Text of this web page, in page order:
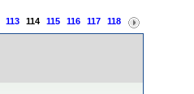
113 114 115 116 117 118